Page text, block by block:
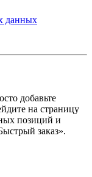
данных
добавьте
на страницу
позиций и
заказ».